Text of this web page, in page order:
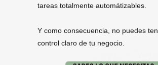
tareas totalmente automátizables.
Y como consecuencia, no puedes
control claro de tu negocio.